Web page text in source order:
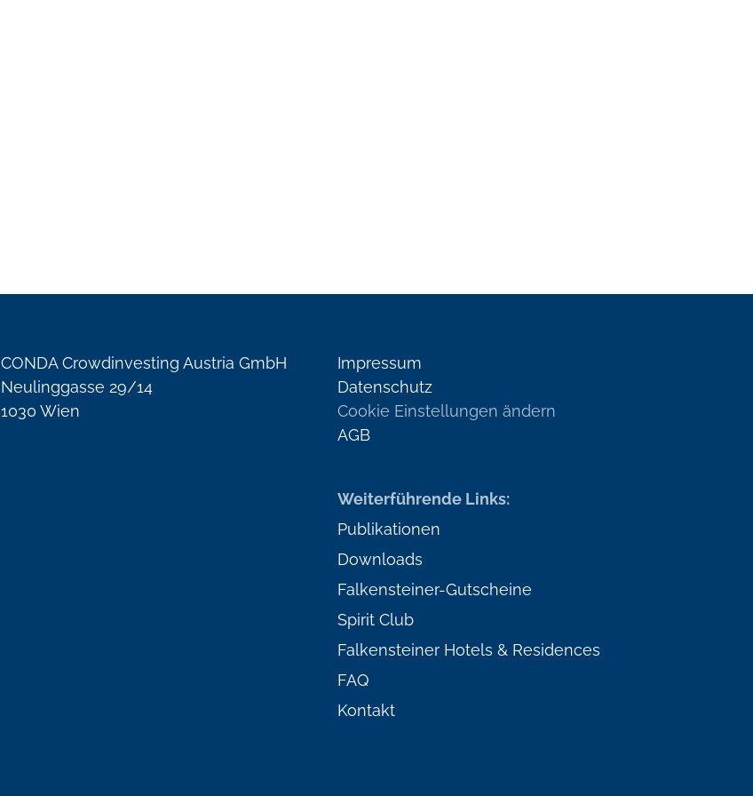
CONDA Crowdinvesting Austria GmbH
Neulinggasse 29/14
1030 Wien
Impressum
Datenschutz
Cookie Einstellungen ändern
AGB
Weiterführende Links:
Publikationen
Downloads
Falkensteiner-Gutscheine
Spirit Club
Falkensteiner Hotels & Residences
FAQ
Kontakt